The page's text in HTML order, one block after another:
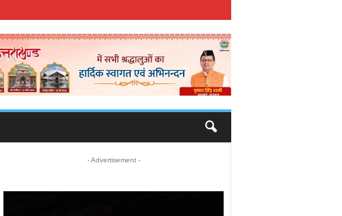
- Advertisement -